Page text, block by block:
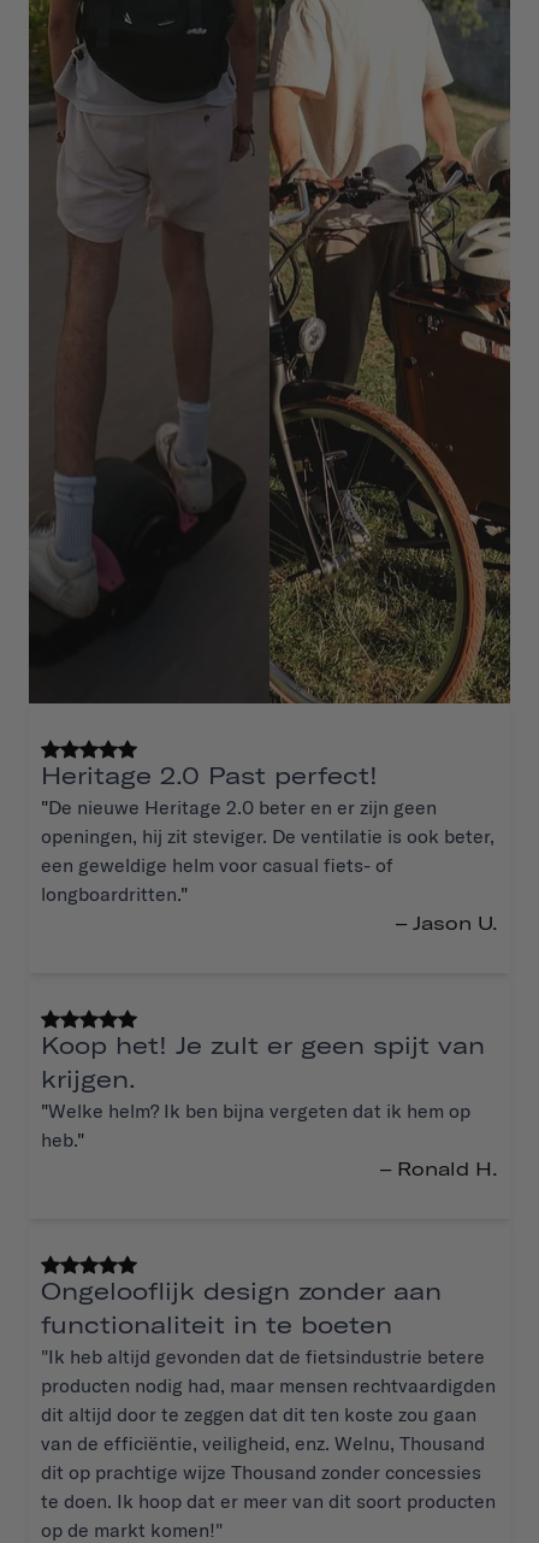
Heritage 2.0 Past perfect!
"De nieuwe Heritage 2.0 beter en er zijn geen
openingen, hij zit steviger. De ventilatie is ook beter,
een geweldige helm voor casual fiets- of
longboardritten."
– Jason U.
Koop het! Je zult er geen spijt van
krijgen.
"Welke helm? Ik ben bijna vergeten dat ik hem op
heb."
– Ronald H.
Ongelooflijk design zonder aan
functionaliteit in te boeten
"Ik heb altijd gevonden dat de fietsindustrie betere
producten nodig had, maar mensen rechtvaardigden
dit altijd door te zeggen dat dit ten koste zou gaan
van de efficiëntie, veiligheid, enz. Welnu, Thousand
dit op prachtige wijze Thousand zonder concessies
te doen. Ik hoop dat er meer van dit soort producten
op de markt komen!"